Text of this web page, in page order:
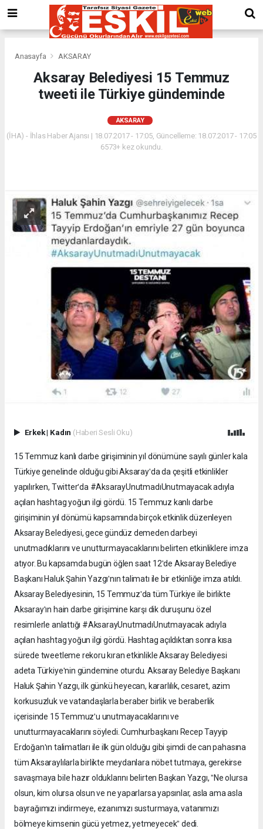
Anasayfa AKSARAY
Aksaray Belediyesi 15 Temmuz
tweeti ile Türkiye gündeminde
AKSARAY
(İHA) - İhlas Haber Ajansı | 18.07.2017 - 17:05, Güncelleme: 18.07.2017 - 17:05
6573+ kez okundu.
Erkek| Kadın (Haberi Sesli Oku)
15 Temmuz kanlı darbe girişiminin yıl dönümüne sayılı günler kala
Türkiye genelinde olduğu gibi Aksarayʹda da çeşitli etkinlikler
yapılırken, Twitterʹda #AksarayUnutmadıUnutmayacak adıyla
açılan hashtag yoğun ilgi gördü. 15 Temmuz kanlı darbe
girişiminin yıl dönümü kapsamında birçok etkinlik düzenleyen
Aksaray Belediyesi, gece gündüz demeden darbeyi
unutmadıklarını ve unutturmayacaklarını belirten etkinliklere imza
atıyor. Bu kapsamda bugün öğlen saat 12ʹde Aksaray Belediye
Başkanı Haluk Şahin Yazgıʹnın talimatı ile bir etkinliğe imza atıldı.
Aksaray Belediyesinin, 15 Temmuzʹda tüm Türkiye ile birlikte
Aksarayʹın hain darbe girişimine karşı dik duruşunu özel
resimlerle anlattığı #AksarayUnutmadıUnutmayacak adıyla
açılan hashtag yoğun ilgi gördü. Hashtag açıldıktan sonra kısa
sürede tweetleme rekoru kıran etkinlikle Aksaray Belediyesi
adeta Türkiyeʹnin gündemine oturdu. Aksaray Belediye Başkanı
Haluk Şahin Yazgı, ilk günkü heyecan, kararlılık, cesaret, azim
korkusuzluk ve vatandaşlarla beraber birlik ve beraberlik
içerisinde 15 Temmuzʹu unutmayacaklarını ve
unutturmayacaklarını söyledi. Cumhurbaşkanı Recep Tayyip
Erdoğanʹın talimatları ile ilk gün olduğu gibi şimdi de can pahasına
tüm Aksaraylılarla birlikte meydanlara nöbet tutmaya, gerekirse
savaşmaya bile hazır olduklarını belirten Başkan Yazgı, ˮNe olursa
olsun, kim olursa olsun ve ne yaparlarsa yapsınlar, asla ama asla
bayrağımızı indirmeye, ezanımızı susturmaya, vatanımızı
bölmeye kimsenin gücü yetmez, yetmeyecekˮ dedi.